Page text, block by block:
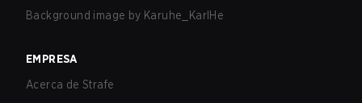
Background image by Karuhe_KarlHe
EMPRESA
Acerca de Strafe